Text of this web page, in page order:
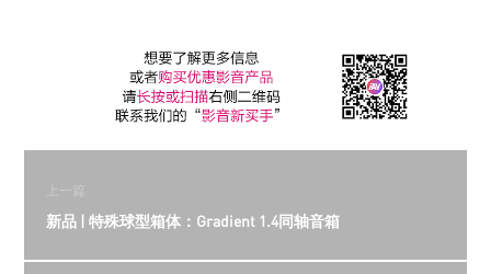
上一篇
新品 | 特殊球型箱体：Gradient 1.4同轴音箱